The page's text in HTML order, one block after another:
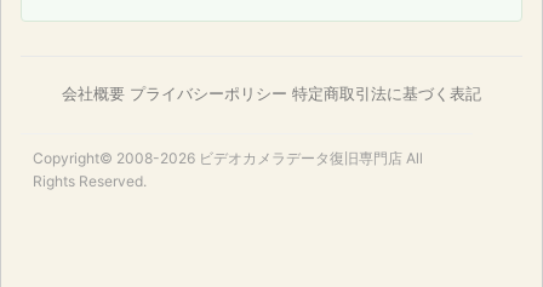
会社概要 プライバシーポリシー 特定商取引法に基づく表記
Copyright© 2008-2026 ビデオカメラデータ復旧専門店 All
Rights Reserved.